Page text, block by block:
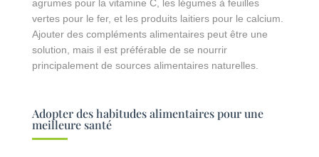
agrumes pour la vitamine C, les légumes à feuilles
vertes pour le fer, et les produits laitiers pour le calcium.
Ajouter des compléments alimentaires peut être une
solution, mais il est préférable de se nourrir
principalement de sources alimentaires naturelles.
Adopter des habitudes alimentaires pour une
meilleure santé